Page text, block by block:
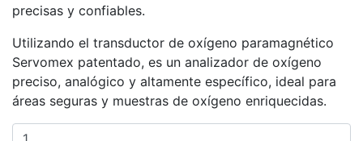
precisas y confiables.
Utilizando el transductor de oxígeno paramagnético
Servomex patentado, es un analizador de oxígeno
preciso, analógico y altamente específico, ideal para
áreas seguras y muestras de oxígeno enriquecidas.
Cantidad